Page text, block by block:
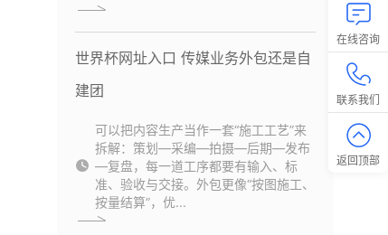
世界杯网址入口 传媒业务外包还是自
建团
可以把内容生产当作一套“施工工艺”来
拆解：策划—采编—拍摄—后期—发布
—复盘，每一道工序都要有输入、标
准、验收与交接。外包更像“按图施工、
按量结算”，优...
在线咨询
联系我们
返回顶部